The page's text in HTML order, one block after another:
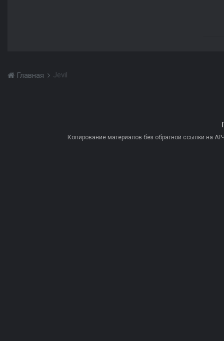
Главная Jevil
Копирование материалов без обратной ссылки на